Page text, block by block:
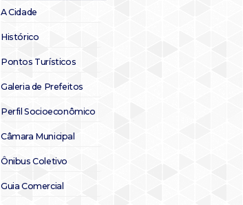
A Cidade
Histórico
Pontos Turísticos
Galeria de Prefeitos
Perfil Socioeconômico
Câmara Municipal
Ônibus Coletivo
Guia Comercial